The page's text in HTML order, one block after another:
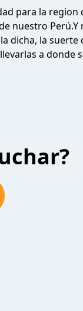
para la region
nuestro
dicha, la suerte
a donde